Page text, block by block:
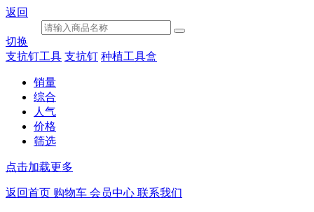
返回
切换
支抗钉工具 支抗钉 种植工具盒
销量
综合
人气
价格
筛选
点击加载更多
返回首页 购物车 会员中心 联系我们